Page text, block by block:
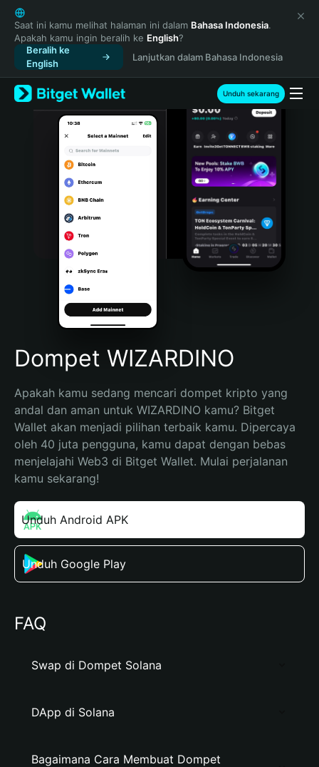
English
日本語
Tiếng Việt
Русский
Español (Latinoamérica)
Türkçe
Italiano
Português (Portugal)
Bahasa Indonesia
Português (Brasil)
Español (Argentina)
Saat ini kamu melihat halaman ini dalam Bahasa Indonesia.
Apakah kamu ingin beralih ke English?
Beralih ke
English
Lanjutkan dalam Bahasa Indonesia
Unduh sekarang
Dompet WIZARDINO
Apakah kamu sedang mencari dompet kripto yang
andal dan aman untuk WIZARDINO kamu? Bitget
Wallet akan menjadi pilihan terbaik kamu. Dipercaya
oleh 40 juta pengguna, kamu dapat dengan bebas
menjelajahi Web3 di Bitget Wallet. Mulai perjalanan
kamu sekarang!
Unduh Android APK
Unduh Google Play
FAQ
Swap di Dompet Solana
DApp di Solana
Bagaimana Cara Membuat Dompet